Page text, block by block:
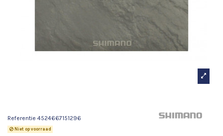
Referentie 4524667151296
Niet op voorraad